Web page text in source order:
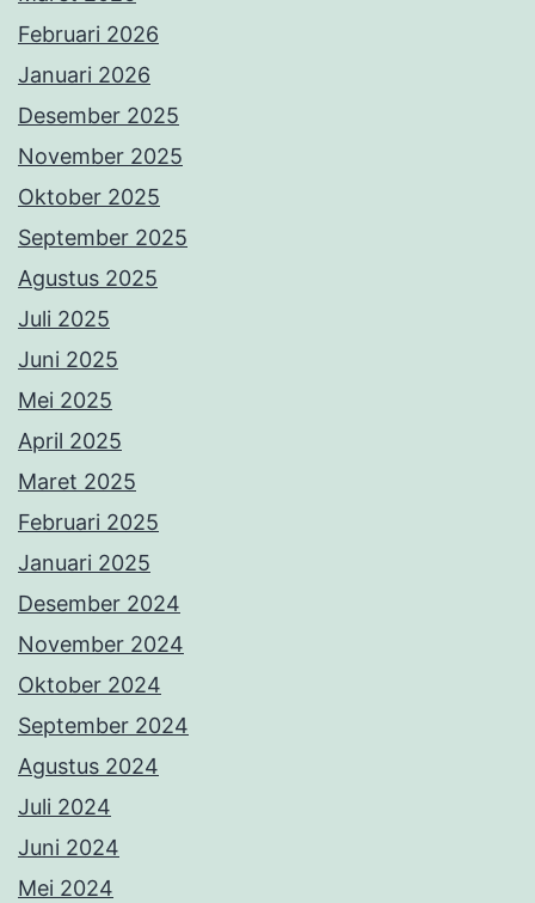
Februari 2026
Januari 2026
Desember 2025
November 2025
Oktober 2025
September 2025
Agustus 2025
Juli 2025
Juni 2025
Mei 2025
April 2025
Maret 2025
Februari 2025
Januari 2025
Desember 2024
November 2024
Oktober 2024
September 2024
Agustus 2024
Juli 2024
Juni 2024
Mei 2024